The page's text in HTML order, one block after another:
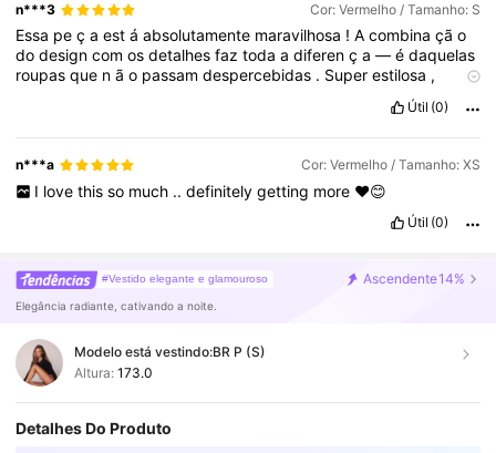
n***3 Cor: Vermelho / Tamanho: S
Essa peçaestáabsolutamente maravilhosa !Acombinação
dodesigncomosdetalhesfaztodaadiferença—édaquelas
roupasque não passamdespercebidas . Superestilosa ,
de
incrível!”
Útil (0)
n***a Cor: Vermelho / Tamanho: XS
I love this so much .. definitely getting more ❤️😊
Útil (0)
#Vestido elegante e glamouroso Ascendente14%
Elegância radiante, cativando a noite.
Modelo está vestindo:BR P (S)
Altura: 173.0
Detalhes Do Produto